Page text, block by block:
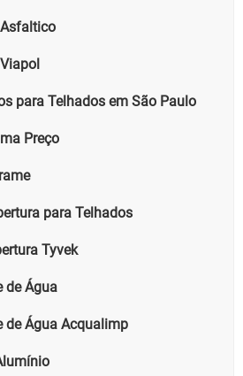
para Telhados em São Paulo
Preço
para Telhados
Tyvek
de Água
de Água Acqualimp